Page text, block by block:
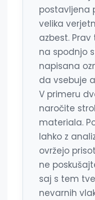
postavljena
velika
azbest.
na spodnjo
napisana
da vsebuje
V primeru
naročite
materiala.
lahko z
ovržejo
ne
saj s tem
nevarnih